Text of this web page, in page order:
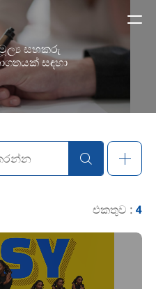
සහකරු
සඳහා
එකතුව : 4